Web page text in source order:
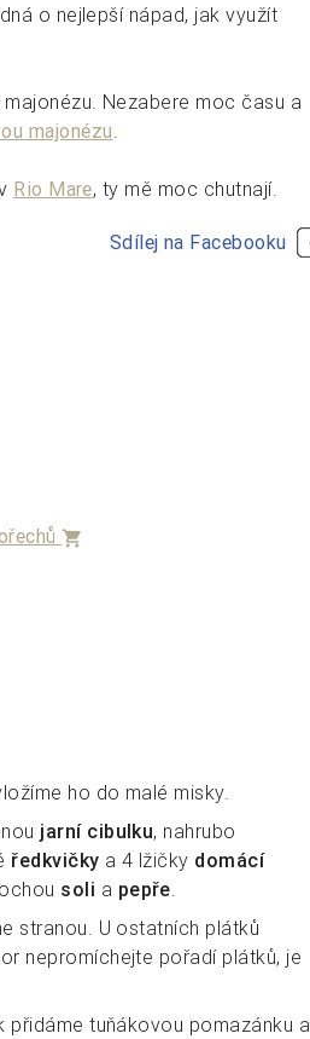
o nejlepší nápad, jak využít
Nezabere moc času a
majonézu
Rio Mare, ty mě moc chutnají.
Sdílej na Facebooku
shopping_cart
ho do malé misky.
jarní cibulku, nahrubo
ředkvičky a 4 lžičky domácí
soli a pepře.
stranou. U ostatních plátků
nepromíchejte pořadí plátků, je
tuňákovou pomazánku a